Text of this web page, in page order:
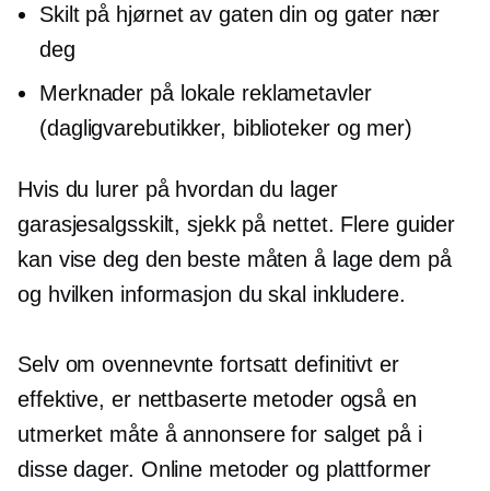
Skilt på hjørnet av gaten din og gater nær
deg
Merknader på lokale reklametavler
(dagligvarebutikker, biblioteker og mer)
Hvis du lurer på hvordan du lager
garasjesalgsskilt, sjekk på nettet. Flere guider
kan vise deg den beste måten å lage dem på
og hvilken informasjon du skal inkludere.
Selv om ovennevnte fortsatt definitivt er
effektive, er nettbaserte metoder også en
utmerket måte å annonsere for salget på i
disse dager. Online metoder og plattformer